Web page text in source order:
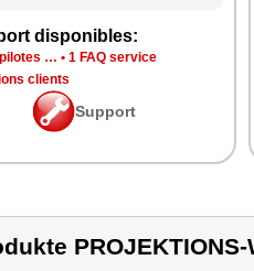
disponibles:
… • 1 FAQ service
clients
Support
PROJEKTIONS-